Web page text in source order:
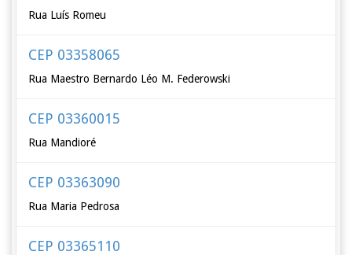
Rua Luís Romeu
CEP 03358065
Rua Maestro Bernardo Léo M. Federowski
CEP 03360015
Rua Mandioré
CEP 03363090
Rua Maria Pedrosa
CEP 03365110